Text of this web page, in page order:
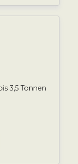
3,5 Tonnen